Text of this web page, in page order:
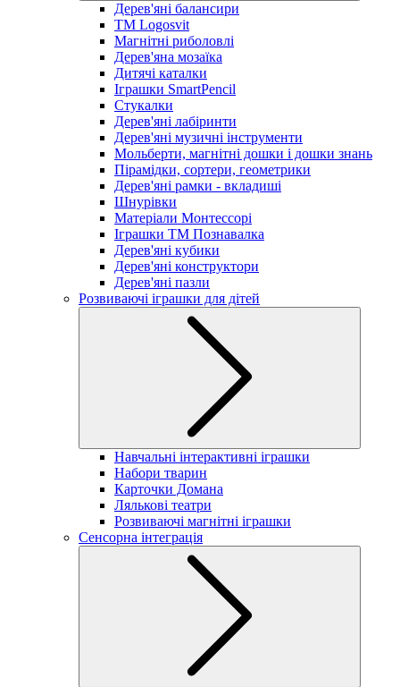
Дерев'яні балансири
TM Logosvit
Магнітні риболовлі
Дерев'яна мозаїка
Дитячі каталки
Іграшки SmartPencil
Стукалки
Дерев'яні лабіринти
Дерев'яні музичні інструменти
Мольберти, магнітні дошки і дошки знань
Пірамідки, сортери, геометрики
Дерев'яні рамки - вкладиші
Шнурівки
Матеріали Монтессорі
Іграшки ТМ Познавалка
Дерев'яні кубики
Дерев'яні конструктори
Дерев'яні пазли
Розвиваючі іграшки для дітей
Навчальні інтерактивні іграшки
Набори тварин
Карточки Домана
Лялькові театри
Розвиваючі магнітні іграшки
Сенсорна інтеграція